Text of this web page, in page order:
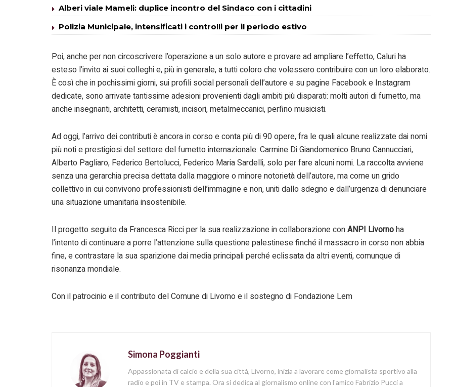
Alberi viale Mameli: duplice incontro del Sindaco con i cittadini
Polizia Municipale, intensificati i controlli per il periodo estivo
Poi, anche per non circoscrivere l’operazione a un solo autore e provare ad ampliare l’effetto, Caluri ha
esteso l’invito ai suoi colleghi e, più in generale, a tutti coloro che volessero contribuire con un loro elaborato.
È così che in pochissimi giorni, sui profili social personali dell’autore e su pagine Facebook e Instagram
dedicate, sono arrivate tantissime adesioni provenienti dagli ambiti più disparati: molti autori di fumetto, ma
anche insegnanti, architetti, ceramisti, incisori, metalmeccanici, perfino musicisti.
Ad oggi, l’arrivo dei contributi è ancora in corso e conta più di 90 opere, fra le quali alcune realizzate dai nomi
più noti e prestigiosi del settore del fumetto internazionale: Carmine Di Giandomenico Bruno Cannucciari,
Alberto Pagliaro, Federico Bertolucci, Federico Maria Sardelli, solo per fare alcuni nomi. La raccolta avviene
senza una gerarchia precisa dettata dalla maggiore o minore notorietà dell’autore, ma come un grido
collettivo in cui convivono professionisti dell’immagine e non, uniti dallo sdegno e dall’urgenza di denunciare
una situazione umanitaria insostenibile.
Il progetto seguito da Francesca Ricci per la sua realizzazione in collaborazione conANPI Livornoha
l’intento di continuare a porre l’attenzione sulla questione palestinese finché il massacro in corso non abbia
fine, e contrastare la sua sparizione dai media principali perché eclissata da altri eventi, comunque di
risonanza mondiale.
Con il patrocinio e il contributo del Comune di Livorno e il sostegno di Fondazione Lem
Simona Poggianti
Appassionata di calcio e della sua città, Livorno, inizia a lavorare come giornalista sportivo alla
radio e poi in TV e stampa. Ora si dedica al giornalismo online con l'amico Fabrizio Pucci a